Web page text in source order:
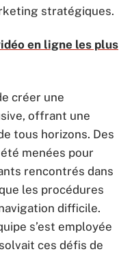
stratégiques.
en ligne les plus
créer une
offrant une
tous horizons. Des
menées pour
rencontrés dans
les procédures
difficile.
s’est employée
ces défis de